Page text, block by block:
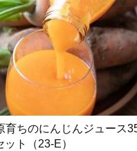
育ちのにんじんジュース
ット（23-E）